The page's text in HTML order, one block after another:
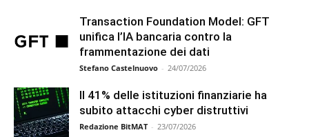
Transaction Foundation Model: GFT
unifica l’IA bancaria contro la
frammentazione dei dati
Stefano Castelnuovo - 24/07/2026
Il 41% delle istituzioni finanziarie ha
subito attacchi cyber distruttivi
Redazione BitMAT - 23/07/2026